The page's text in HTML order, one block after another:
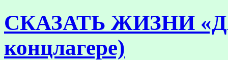
СКАЗАТЬ ЖИЗНИ
концлагере)